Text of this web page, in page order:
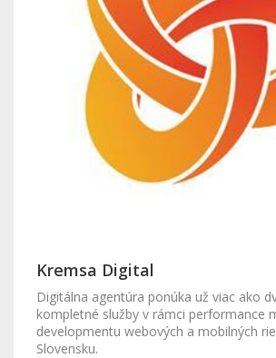
Kremsa Digital
Digitálna agentúra ponúka už viac ako
kompletné služby v rámci performance
developmentu webových a mobilných
Slovensku.